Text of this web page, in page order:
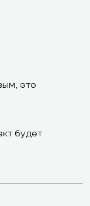
это
будет